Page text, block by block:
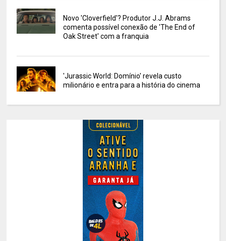
Novo 'Cloverfield'? Produtor J.J. Abrams
comenta possível conexão de 'The End of
Oak Street' com a franquia
'Jurassic World: Domínio' revela custo
milionário e entra para a história do cinema